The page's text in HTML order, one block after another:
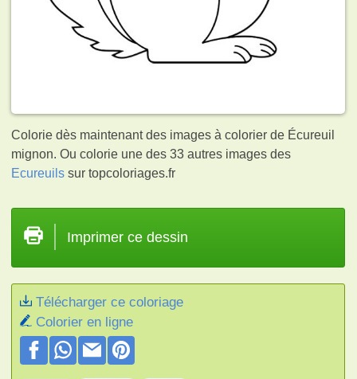
Colorie dès maintenant des images à colorier de Écureuil
mignon. Ou colorie une des 33 autres images des
Ecureuils sur topcoloriages.fr
Imprimer ce dessin
Télécharger ce coloriage
Colorier en ligne